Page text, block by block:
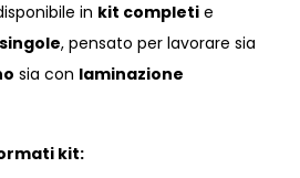
in kit completi e
, pensato per lavorare sia
sia con laminazione
kit: